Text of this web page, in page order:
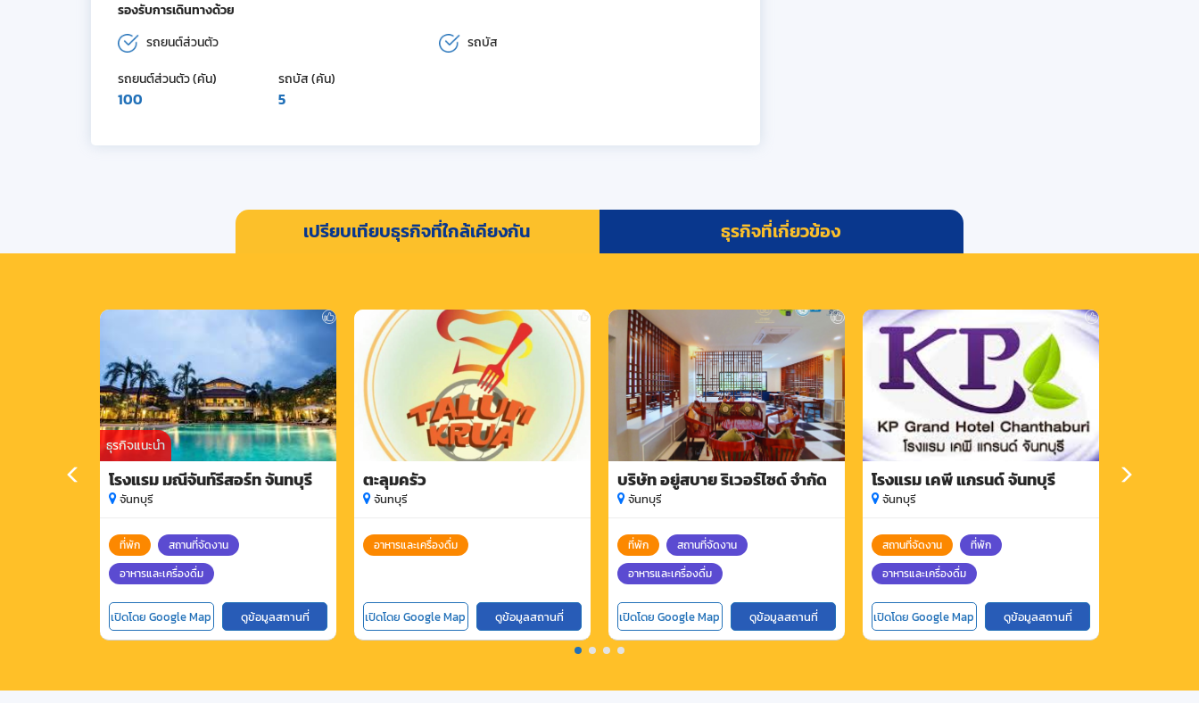
รองรับการเดินทางด้วย
รถยนต์ส่วนตัว
รถบัส
รถยนต์ส่วนตัว (คัน)
100
รถบัส (คัน)
5
เปรียบเทียบธุรกิจที่ใกล้เคียงกัน ธุรกิจที่เกี่ยวข้อง
ธุรกิจแนะนำ
โรงแรม มณีจันท์รีสอร์ท จันทบุรี
จันทบุรี
ที่พัก
สถานที่จัดงาน
อาหารและเครื่องดื่ม
เปิดโดย Google Map ดูข้อมูลสถานที่
ตะลุมครัว
จันทบุรี
อาหารและเครื่องดื่ม
เปิดโดย Google Map ดูข้อมูลสถานที่
บริษัท อยู่สบาย ริเวอร์ไซด์ จำกัด
จันทบุรี
ที่พัก
สถานที่จัดงาน
อาหารและเครื่องดื่ม
เปิดโดย Google Map ดูข้อมูลสถานที่
โรงแรม เคพี แกรนด์ จันทบุรี
จันทบุรี
สถานที่จัดงาน
ที่พัก
อาหารและเครื่องดื่ม
เปิดโดย Google Map ดูข้อมูลสถานที่
ซิปังโต้ รีส